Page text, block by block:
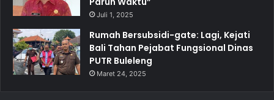
Juli 1, 2025
Rumah Bersubsidi-gate: Lagi, Kejati
Bali Tahan Pejabat Fungsional Dinas
PUTR Buleleng
Maret 24, 2025